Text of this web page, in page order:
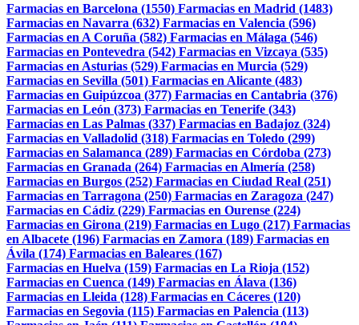
Farmacias en Barcelona (1550) Farmacias en Madrid (1483)
Farmacias en Navarra (632) Farmacias en Valencia (596)
Farmacias en A Coruña (582) Farmacias en Málaga (546)
Farmacias en Pontevedra (542) Farmacias en Vizcaya (535)
Farmacias en Asturias (529) Farmacias en Murcia (529)
Farmacias en Sevilla (501) Farmacias en Alicante (483)
Farmacias en Guipúzcoa (377) Farmacias en Cantabria (376)
Farmacias en León (373) Farmacias en Tenerife (343)
Farmacias en Las Palmas (337) Farmacias en Badajoz (324)
Farmacias en Valladolid (318) Farmacias en Toledo (299)
Farmacias en Salamanca (289) Farmacias en Córdoba (273)
Farmacias en Granada (264) Farmacias en Almería (258)
Farmacias en Burgos (252) Farmacias en Ciudad Real (251)
Farmacias en Tarragona (250) Farmacias en Zaragoza (247)
Farmacias en Cádiz (229) Farmacias en Ourense (224)
Farmacias en Girona (219) Farmacias en Lugo (217) Farmacias
en Albacete (196) Farmacias en Zamora (189) Farmacias en
Ávila (174) Farmacias en Baleares (167)
Farmacias en Huelva (159) Farmacias en La Rioja (152)
Farmacias en Cuenca (149) Farmacias en Álava (136)
Farmacias en Lleida (128) Farmacias en Cáceres (120)
Farmacias en Segovia (115) Farmacias en Palencia (113)